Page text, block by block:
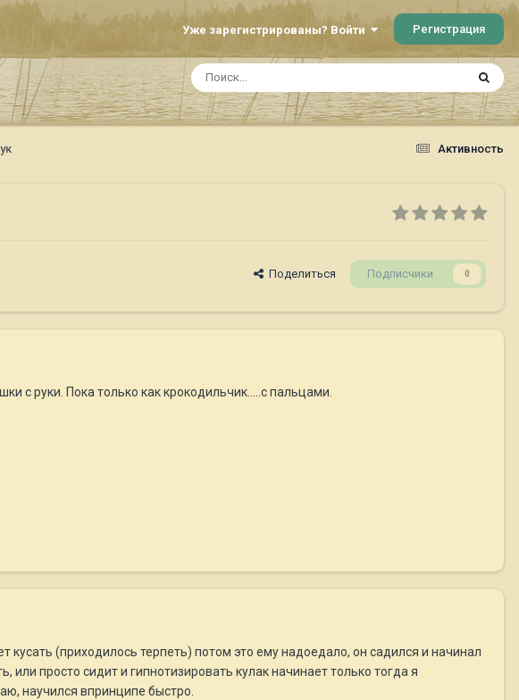
Уже зарегистрированы? Войти Регистрация
Активность
Поделиться Подписчики 0
с руки. Пока только как крокодильчик.....с пальцами.
кусать (приходилось терпеть) потом это ему надоедало, он садился и начинал
просто сидит и гипнотизировать кулак начинает только тогда я
научился впринципе быстро.